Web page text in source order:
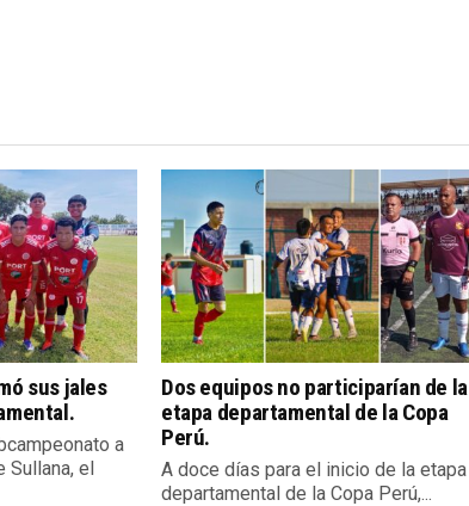
sus jales
a
Sullana, el
Dos equipos no participarían de la
etapa departamental de la Copa
Perú.
A doce días para el inicio de la etapa
departamental de la Copa Perú,...